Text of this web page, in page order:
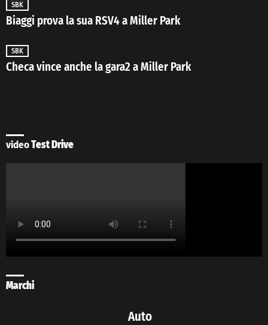
SBK
Biaggi prova la sua RSV4 a Miller Park
SBK
Checa vince anche la gara2 a Miller Park
videoTest Drive
Marchi
Auto